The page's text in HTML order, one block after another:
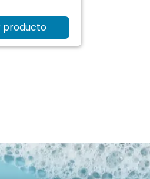
producto